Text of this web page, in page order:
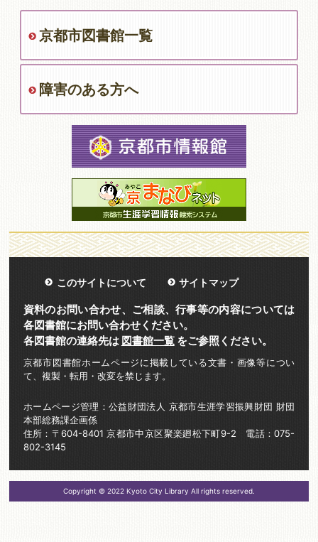
京都市図書館一覧
障害のある方へ
このサイトについて サイトマップ
資料のお問い合わせ、ご相談、行事等の内容については
各図書館にお問い合わせください。
各図書館の連絡先は 図書館一覧をご参照ください。
京都市図書館ホームページに掲載している文書・画像等につい
て、複製・転用・改変を禁じます。
ホームページ管理：公益財団法人 京都市生涯学習振興財団 財団
本部総務課企画係
住所：〒604-8401 京都市中京区聚楽廻松下町9-2 電話：075-
802-3145
Copyright © 2022 Kyoto City Library All rights reserved.